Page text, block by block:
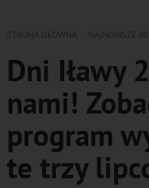
STRONA GŁÓWNA NAJNOWSZE
Dni Iławy
nami!
program
te trzy